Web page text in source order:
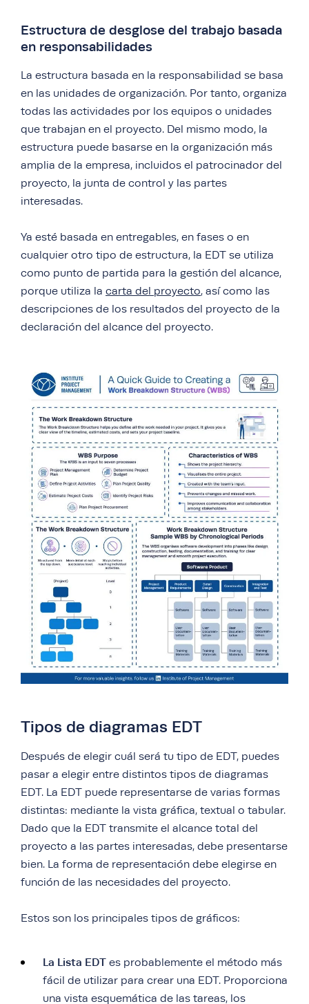
Estructura de desglose del trabajo basada
en responsabilidades
La estructura basada en la responsabilidad se basa
en las unidades de organización. Por tanto, organiza
todas las actividades por los equipos o unidades
que trabajan en el proyecto. Del mismo modo, la
estructura puede basarse en la organización más
amplia de la empresa, incluidos el patrocinador del
proyecto, la junta de control y las partes
interesadas.
Ya esté basada en entregables, en fases o en
cualquier otro tipo de estructura, la EDT se utiliza
como punto de partida para la gestión del alcance,
porque utiliza la carta del proyecto, así como las
descripciones de los resultados del proyecto de la
declaración del alcance del proyecto.
Tipos de diagramas EDT
Después de elegir cuál será tu tipo de EDT, puedes
pasar a elegir entre distintos tipos de diagramas
EDT. La EDT puede representarse de varias formas
distintas: mediante la vista gráfica, textual o tabular.
Dado que la EDT transmite el alcance total del
proyecto a las partes interesadas, debe presentarse
bien. La forma de representación debe elegirse en
función de las necesidades del proyecto.
Estos son los principales tipos de gráficos:
La Lista EDT es probablemente el método más
fácil de utilizar para crear una EDT. Proporciona
una vista esquemática de las tareas, los